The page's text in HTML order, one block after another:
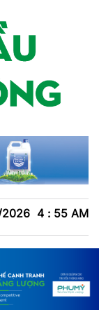
4 : 55 AM
CHĂN NUÔI